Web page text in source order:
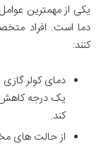
یکی از مهمترین
دما است. افراد
کنند:
دمای کولر گازی
کند.